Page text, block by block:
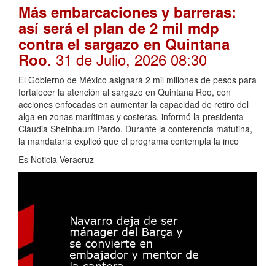
Más embarcaciones y barreras:
así será el plan de 2 mil mdp
contra el sargazo en Quintana
Roo. 31 de Julio, 2026 08:30
El Gobierno de México asignará 2 mil millones de pesos para
fortalecer la atención al sargazo en Quintana Roo, con
acciones enfocadas en aumentar la capacidad de retiro del
alga en zonas marítimas y costeras, informó la presidenta
Claudia Sheinbaum Pardo. Durante la conferencia matutina,
la mandataria explicó que el programa contempla la inco
Es Noticia Veracruz